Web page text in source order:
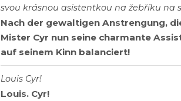
svou krásnou asistentkou na žebříku na
Nach der gewaltigen Anstrengung,
Mister Cyr nun seine charmante
auf seinem Kinn balanciert!
Louis Cyr!
Louis. Cyr!